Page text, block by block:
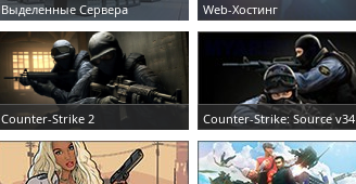
Выделенные Сервера
ЗАКАЗАТЬ СЕРВЕР
Web-Хостинг
ЗАКАЗАТЬ СЕРВЕР
Counter-Strike 2
ЗАКАЗАТЬ СЕРВЕР
Counter-Strike: Source v34
ЗАКАЗАТЬ СЕРВЕР